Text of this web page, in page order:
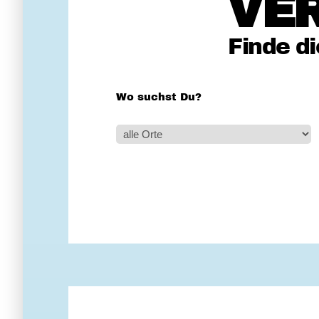
Finde
Wo suchst Du?